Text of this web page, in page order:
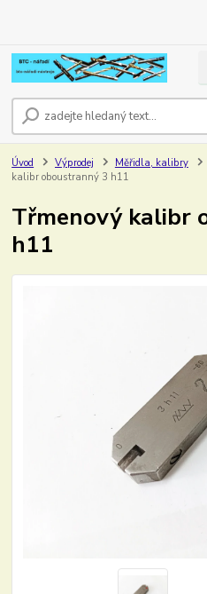
Úvod Výprodej Měřidla, kalibry
kalibr oboustranný 3 h11
Třmenový kalibr
h11